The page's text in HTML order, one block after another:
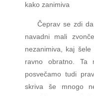
kako zanimiva
Čeprav se zdi
navadni mali
nezanimiva, kaj
ravno obratno.
posvečamo tudi
skriva še mnogo